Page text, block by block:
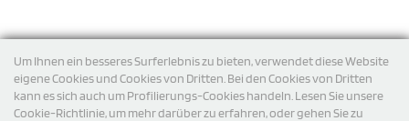
Um Ihnen ein besseres Surferlebnis zu bieten, verwendet diese Website
eigene Cookies und Cookies von Dritten. Bei den Cookies von Dritten
kann es sich auch um Profilierungs-Cookies handeln. Lesen Sie unsere
Cookie-Richtlinie, um mehr darüber zu erfahren, oder gehen Sie zu
Versand